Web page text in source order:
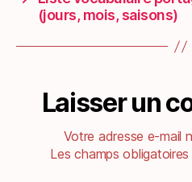
(jours, mois, saisons)
Laisser un
Votre adresse e-mail
Les champs